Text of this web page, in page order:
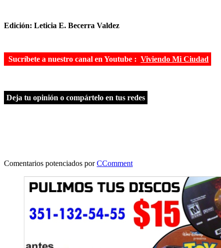
Edición: Leticia E. Becerra Valdez
Sucríbete a nuestro canal en Youtube : Viviendo Mi Ciudad
Deja tu opinión o compártelo en tus redes
Comentarios potenciados porCComment